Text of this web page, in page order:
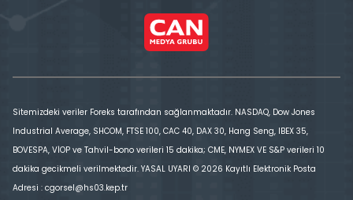
Sitemizdeki veriler Foreks tarafından sağlanmaktadır. NASDAQ, Dow Jones
Industrial Average, SHCOM, FTSE 100, CAC 40, DAX 30, Hang Seng, IBEX 35,
BOVESPA, VİOP ve Tahvil-bono verileri 15 dakika; CME, NYMEX VE S&P verileri 10
dakika gecikmeli verilmektedir. YASAL UYARI © 2026 Kayıtlı Elektronik Posta
Adresi : cgorsel@hs03.kep.tr